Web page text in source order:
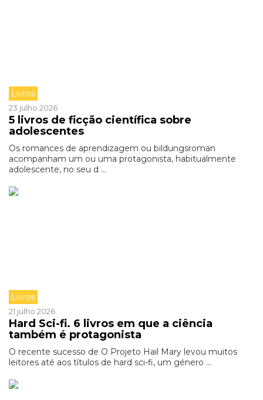
Livros
23 julho 2026
5 livros de ficção científica sobre
adolescentes
Os romances de aprendizagem ou bildungsroman
acompanham um ou uma protagonista, habitualmente
adolescente, no seu d ...
Livros
21 julho 2026
Hard Sci-fi. 6 livros em que a ciência
também é protagonista
O recente sucesso de O Projeto Hail Mary levou muitos
leitores até aos títulos de hard sci-fi, um género ...